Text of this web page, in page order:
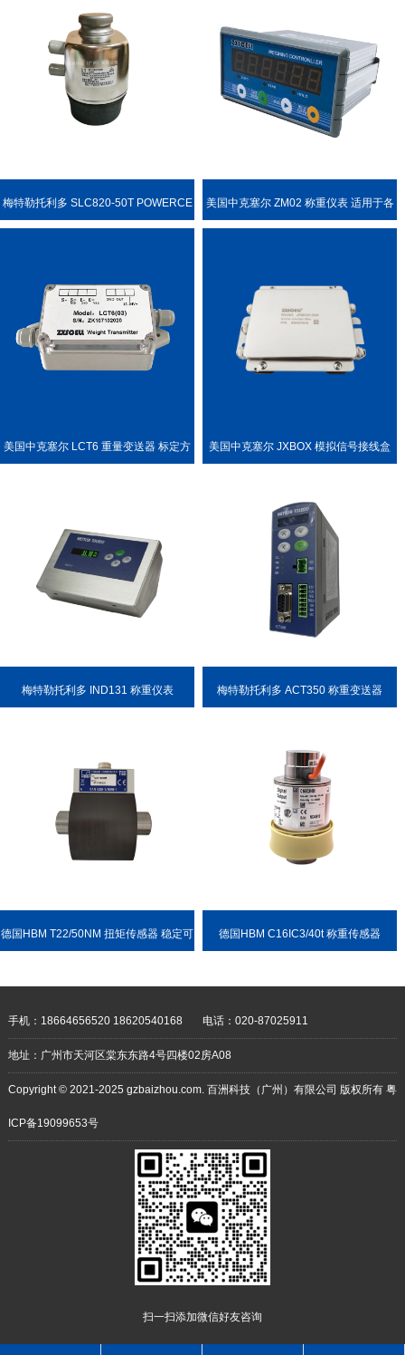
梅特勒托利多 SLC820-50T POWERCE 美国中克塞尔 ZM02 称重仪表 适用于各
美国中克塞尔 LCT6 重量变送器 标定方 美国中克塞尔 JXBOX 模拟信号接线盒
梅特勒托利多 IND131 称重仪表 梅特勒托利多 ACT350 称重变送器
德国HBM T22/50NM 扭矩传感器 稳定可 德国HBM C16IC3/40t 称重传感器
手机：18664656520 18620540168 电话：020-87025911
地址：广州市天河区棠东东路4号四楼02房A08
Copyright © 2021-2025 gzbaizhou.com. 百洲科技（广州）有限公司 版权所有 粤
ICP备19099653号
扫一扫添加微信好友咨询